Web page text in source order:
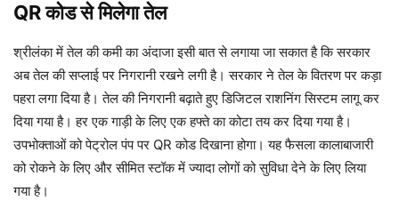
QR कोड से मिलेगा तेल
श्रीलंका में तेल की कमी का अंदाजा इसी बात से लगाया जा सकात है कि सरकार
अब तेल की सप्लाई पर निगरानी रखने लगी है। सरकार ने तेल के वितरण पर कड़ा
पहरा लगा दिया है। तेल की निगरानी बढ़ाते हुए डिजिटल राशनिंग सिस्टम लागू कर
दिया गया है। हर एक गाड़ी के लिए एक हफ्ते का कोटा तय कर दिया गया है।
उपभोक्ताओं को पेट्रोल पंप पर QR कोड दिखाना होगा। यह फैसला कालाबाजारी
को रोकने के लिए और सीमित स्टॉक में ज्यादा लोगों को सुविधा देने के लिए लिया
गया है।